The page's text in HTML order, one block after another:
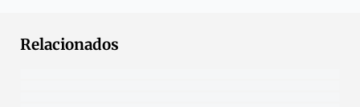
Relacionados